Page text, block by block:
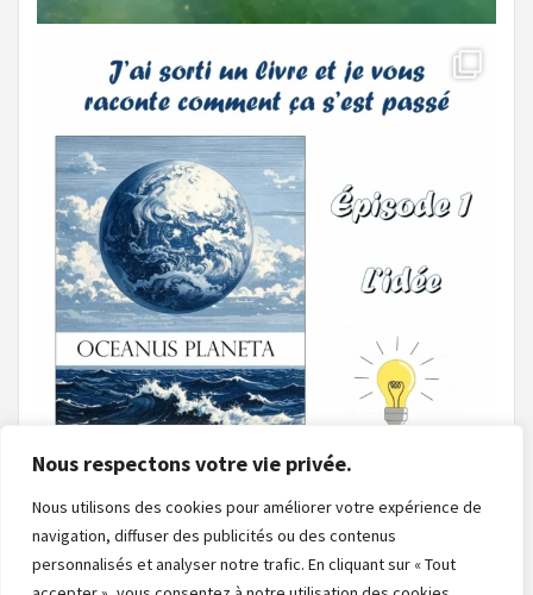
Nous respectons votre vie privée.
Nous utilisons des cookies pour améliorer votre expérience de
navigation, diffuser des publicités ou des contenus
personnalisés et analyser notre trafic. En cliquant sur « Tout
Charger plus Suivre sur Instagram